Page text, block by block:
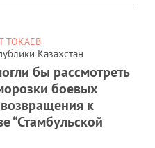
ТОКАЕВ
Казахстан
бы рассмотреть
боевых
к
“Стамбульской